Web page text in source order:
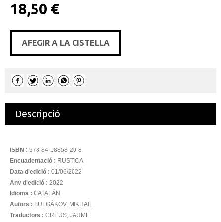
18,50 €
AFEGIR A LA CISTELLA
Descripció
ISBN : 978-84-18858-20-8
Encuadernació : RUSTICA
Data d'edició : 01/06/2022
Any d'edició : 2022
Idioma : CATALÁN
Autors : BULGÀKOV, MIKHAÏL
Traductors : CREUS, JAUME